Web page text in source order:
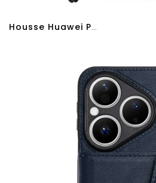
Housse Huawei Pura 80 Grands Papillons